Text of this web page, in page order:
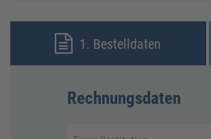
1. Bestelldaten
Rechnungsdaten